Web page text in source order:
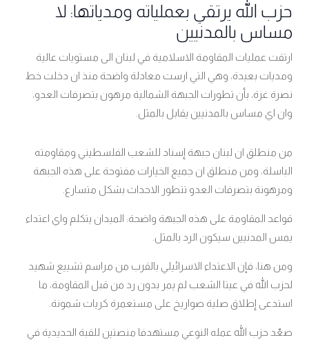
حزب الله يرتقي بعملياته ومدياتها: لا
مساس بالمدنيين
ارتقت عمليات المقاومة الاسلامية في لبنان الى مستويات عالية
ومديات بعيدة، وهي التي ارست معادلة واضحة منذ ان دخلت خط
نصرة غزة، بأن تطورات الجبهة الشمالية مرهون بتصرفات العدو،
وان اي مساس بالمدنيين يقابل بالمثل.
من منطلق ان لبنان جبهة إسناد للشعب الفلسطيني ومقاومته
الباسلة، ومن منطلق ان جميع الخيارات مفتوحة على هذه الجبهة
ومرهونة بتصرفات العدو تتطور الاحداث بشكل متسارع.
قواعد المقاومة على هذه الجبهة واضحة: الميدان يتكلم واي اعتداء
يمس المدنيين سيكون الرد بالمثل.
ومن هنا، فإن الاعتداء الاسرائيلي بالقرب من مراسم تشييع شهيد
لحزب الله في عيتا الشعب لم يمر بدون رد من قبل المقاومة، ما
استدعى إطلاق صلية صواريخ على مستعمرة كريات شمونة.
صعّد حزب الله عمله النوعي مستهدفا منصتين للقبة الحديدية في